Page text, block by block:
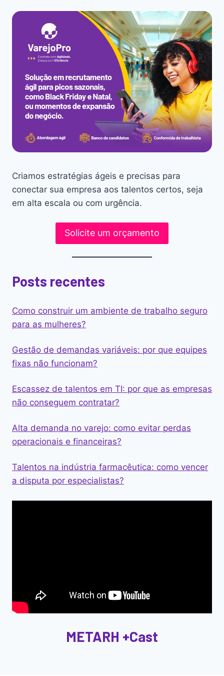
Criamos estratégias ágeis e precisas para
conectar sua empresa aos talentos certos, seja
em alta escala ou com urgência.
Solicite um orçamento
Posts recentes
Como construir um ambiente de trabalho seguro
para as mulheres?
Gestão de demandas variáveis: por que equipes
fixas não funcionam?
Escassez de talentos em TI: por que as empresas
não conseguem contratar?
Alta demanda no varejo: como evitar perdas
operacionais e financeiras?
Talentos na indústria farmacêutica: como vencer
a disputa por especialistas?
METARH +Cast